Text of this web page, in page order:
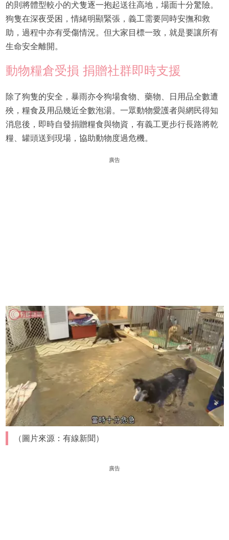
的則將體型較小的犬隻逐一抱起送往高地，場面十分驚險。
狗隻在深夜受困，情緒明顯緊張，義工需要同時安撫和救
助，過程中亦有受傷情況。但大家目標一致，就是要讓所有
生命安全離開。
動物糧倉受損 捐贈社群即時支援
除了狗隻的安全，暴雨亦令狗場食物、藥物、日用品全數遭
殃，糧食及用品幾近全數泡湯。一眾動物愛護者與網民得知
消息後，即時自發捐贈糧食與物資，有義工更步行長路將乾
糧、罐頭送到現場，協助動物度過危機。
廣告
（圖片來源：有線新聞）
廣告